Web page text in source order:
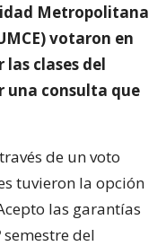
Metropolitana
votaron en
clases del
una consulta que
de un voto
tuvieron la opción
las garantías
del